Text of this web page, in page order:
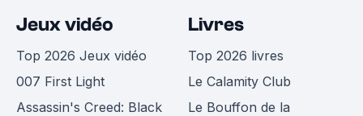
Jeux vidéo
Top 2026 Jeux vidéo
007 First Light
Assassin's Creed: Black
Livres
Top 2026 livres
Le Calamity Club
Le Bouffon de la